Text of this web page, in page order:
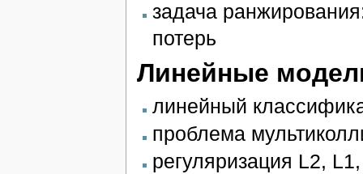
задача
потерь
Линейные
линейный
проблема
регуляризация L2,